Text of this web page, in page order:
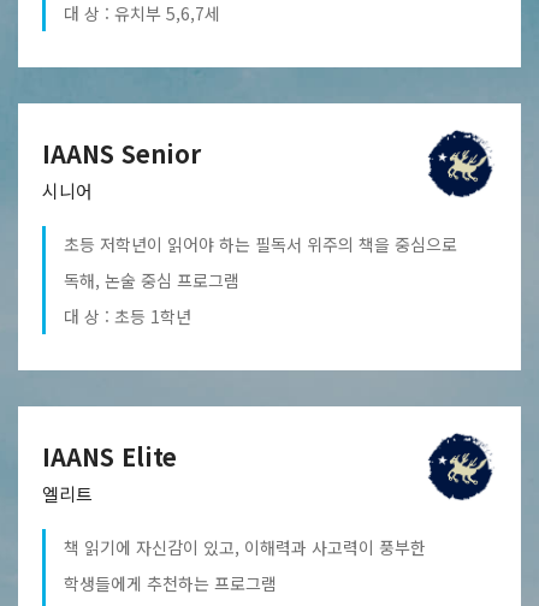
대 상 : 유치부 5,6,7세
IAANS Senior
시니어
초등 저학년이 읽어야 하는 필독서 위주의 책을 중심으로
독해, 논술 중심 프로그램
대 상 : 초등 1학년
IAANS Elite
엘리트
책 읽기에 자신감이 있고, 이해력과 사고력이 풍부한
학생들에게 추천하는 프로그램